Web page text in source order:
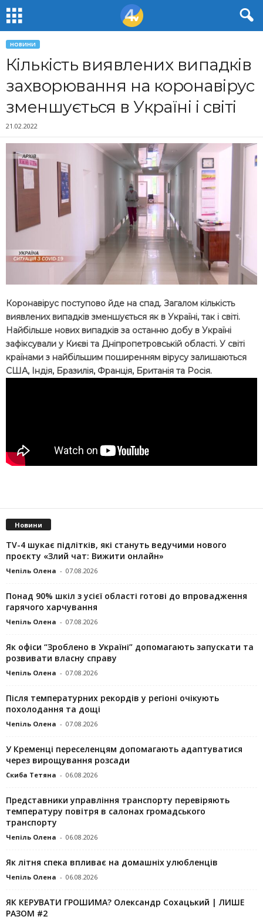
НОВИНИ
Кількість виявлених випадків
захворювання на коронавірус
зменшується в Україні і світі
21.02.2022
Коронавірус поступово йде на спад. Загалом кількість
виявлених випадків зменшується як в Україні, так і світі.
Найбільше нових випадків за останню добу в Україні
зафіксували у Києві та Дніпропетровській області. У світі
країнами з найбільшим поширенням вірусу залишаються
США, Індія, Бразилія, Франція, Британія та Росія.
Новини
TV-4 шукає підлітків, які стануть ведучими нового
проєкту «Злий чат: Вижити онлайн»
Чепіль Олена - 07.08.2026
Понад 90% шкіл з усієї області готові до впровадження
гарячого харчування
Чепіль Олена - 07.08.2026
Як офіси “Зроблено в Україні” допомагають запускaти та
розвивати власну справу
Чепіль Олена - 07.08.2026
Після температурних рекордів у регіоні очікують
похолодання та дощі
Чепіль Олена - 07.08.2026
У Кременці переселенцям допомагають адаптуватися
через вирощування розсади
Скиба Тетяна - 06.08.2026
Представники управління транспорту перевіряють
температуру повітря в салонах громадського
транспорту
Чепіль Олена - 06.08.2026
Як літня спека впливає на домашніх улюбленців
Чепіль Олена - 06.08.2026
ЯК КЕРУВАТИ ГРОШИМА? Олександр Сохацький | ЛИШЕ
РАЗОМ #2